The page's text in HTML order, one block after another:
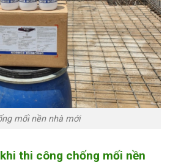
mối nền nhà mới
thi công chống mối nền